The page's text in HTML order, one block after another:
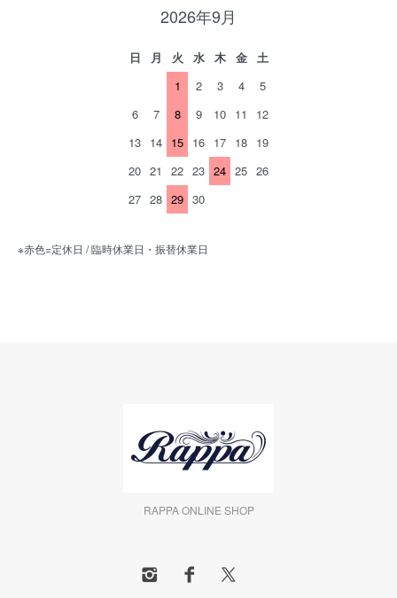
2026年9月
日 月 火 水 木 金
土
1
2 3 4
5
6
7 8 9 10 11
12
13 14 15 16 17 18 19
20 21 22 23 24 25 26
27 28 29 30
※赤色=定休日 / 臨時休業日・振替休業日
RAPPA ONLINE SHOP